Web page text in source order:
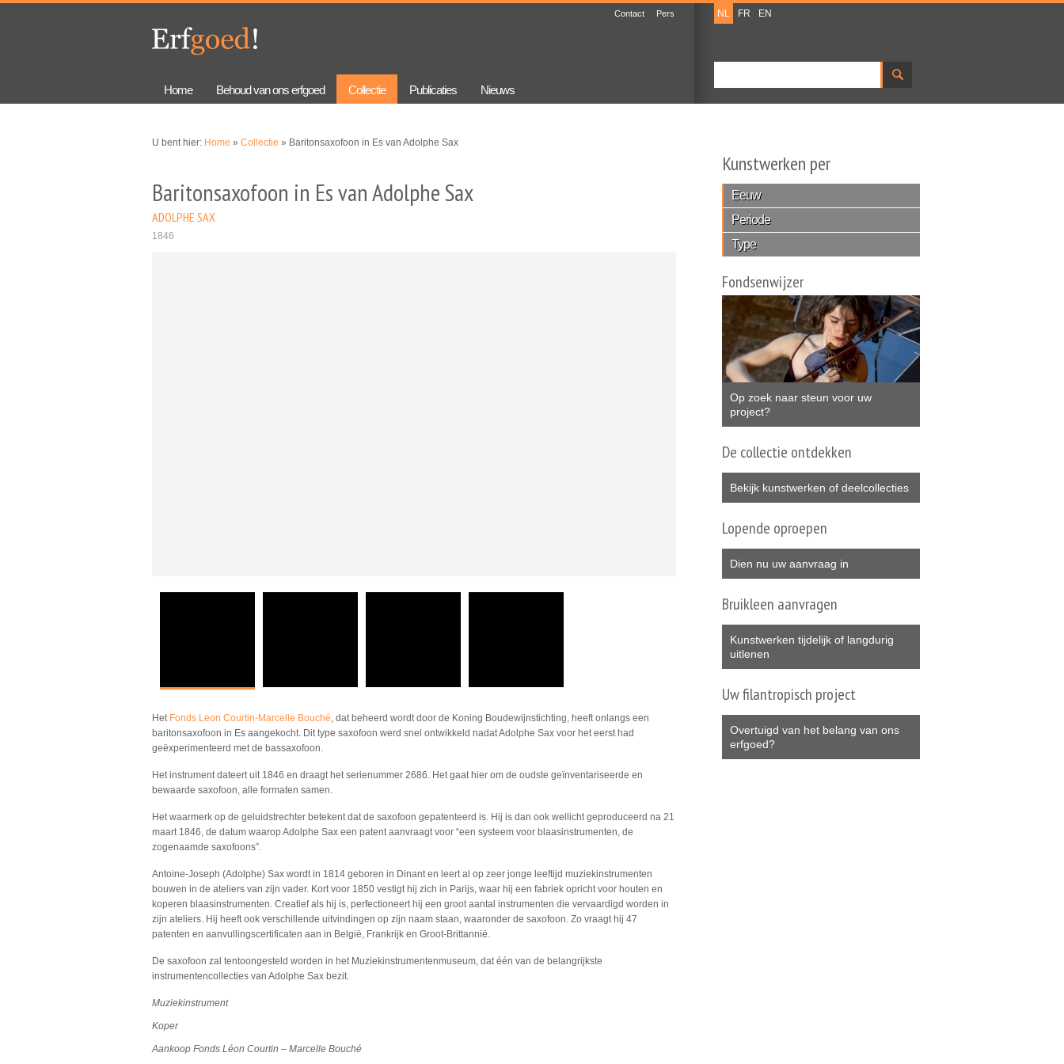
Contact Pers
Zoekveld
NL FR EN
Home Behoud van ons erfgoed Collectie Publicaties Nieuws
U bent hier: Home » Collectie » Baritonsaxofoon in Es van Adolphe Sax
Baritonsaxofoon in Es van Adolphe Sax
ADOLPHE SAX
1846
Het Fonds Leon Courtin-Marcelle Bouché, dat beheerd wordt door de Koning Boudewijnstichting, heeft onlangs een
baritonsaxofoon in Es aangekocht. Dit type saxofoon werd snel ontwikkeld nadat Adolphe Sax voor het eerst had
geëxperimenteerd met de bassaxofoon.
Het instrument dateert uit 1846 en draagt het serienummer 2686. Het gaat hier om de oudste geïnventariseerde en
bewaarde saxofoon, alle formaten samen.
Het waarmerk op de geluidstrechter betekent dat de saxofoon gepatenteerd is. Hij is dan ook wellicht geproduceerd na 21
maart 1846, de datum waarop Adolphe Sax een patent aanvraagt voor “een systeem voor blaasinstrumenten, de
zogenaamde saxofoons”.
Antoine-Joseph (Adolphe) Sax wordt in 1814 geboren in Dinant en leert al op zeer jonge leeftijd muziekinstrumenten
bouwen in de ateliers van zijn vader. Kort voor 1850 vestigt hij zich in Parijs, waar hij een fabriek opricht voor houten en
koperen blaasinstrumenten. Creatief als hij is, perfectioneert hij een groot aantal instrumenten die vervaardigd worden in
zijn ateliers. Hij heeft ook verschillende uitvindingen op zijn naam staan, waaronder de saxofoon. Zo vraagt hij 47
patenten en aanvullingscertificaten aan in België, Frankrijk en Groot-Brittannië.
De saxofoon zal tentoongesteld worden in het Muziekinstrumentenmuseum, dat één van de belangrijkste
instrumentencollecties van Adolphe Sax bezit.
Muziekinstrument
Koper
Aankoop Fonds Léon Courtin – Marcelle Bouché
Kunstwerken per
Eeuw
Periode
Type
Fondsenwijzer
Op zoek naar steun voor uw
project?
De collectie ontdekken
Bekijk kunstwerken of deelcollecties
Lopende oproepen
Dien nu uw aanvraag in
Bruikleen aanvragen
Kunstwerken tijdelijk of langdurig
uitlenen
Uw filantropisch project
Overtuigd van het belang van ons
erfgoed?